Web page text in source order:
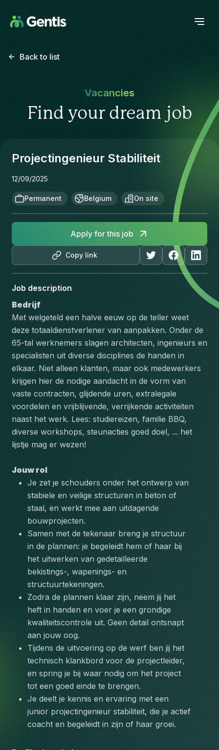
Back to list
Vacancies
Find your dream job
Projectingenieur Stabiliteit
12/09/2025
Permanent Belgium On site
Copy link
Apply for this job
Job description
Bedrijf
Met welgeteld een halve eeuw op de teller weet
deze totaaldienstverlener van aanpakken. Onder de
65-tal werknemers slagen architecten, ingenieurs en
specialisten uit diverse disciplines de handen in
elkaar. Niet alleen klanten, maar ook medewerkers
krijgen hier de nodige aandacht in de vorm van
vaste contracten, glijdende uren, extralegale
voordelen en vrijblijvende, verrijkende activiteiten
naast het werk. Lees: studiereizen, familie BBQ,
diverse workshops, steunacties goed doel, ... het
lijstje mag er wezen!
Jouw rol
Je zet je schouders onder het ontwerp van
stabiele en veilige structuren in beton of
staal, en werkt mee aan uitdagende
bouwprojecten.
Samen met de tekenaar breng je structuur
in de plannen: je begeleidt hem of haar bij
het uitwerken van gedetailleerde
bekistings-, wapenings- en
structuurtekeningen.
Zodra de plannen klaar zijn, neem jij het
heft in handen en voer je een grondige
kwaliteitscontrole uit. Geen detail ontsnapt
aan jouw oog.
Tijdens de uitvoering op de werf ben jij het
technisch klankbord voor de projectleider,
en spring je bij waar nodig om het project
tot een goed einde te brengen.
Je deelt je kennis en ervaring met een
junior projectingenieur stabiliteit, die je actief
coacht en begeleidt in zijn of haar groei.